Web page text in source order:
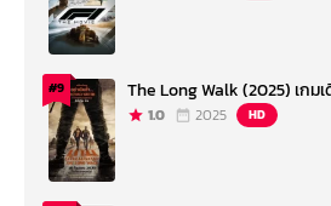
#9 The Long Walk (2025) เกม
1.0 2025 HD